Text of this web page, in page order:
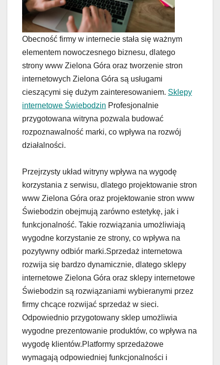
Obecność firmy w internecie stała się ważnym
elementem nowoczesnego biznesu, dlatego
strony www Zielona Góra oraz tworzenie stron
internetowych Zielona Góra są usługami
cieszącymi się dużym zainteresowaniem. Sklepy
internetowe Świebodzin Profesjonalnie
przygotowana witryna pozwala budować
rozpoznawalność marki, co wpływa na rozwój
działalności.
Przejrzysty układ witryny wpływa na wygodę
korzystania z serwisu, dlatego projektowanie stron
www Zielona Góra oraz projektowanie stron www
Świebodzin obejmują zarówno estetykę, jak i
funkcjonalność. Takie rozwiązania umożliwiają
wygodne korzystanie ze strony, co wpływa na
pozytywny odbiór marki.Sprzedaż internetowa
rozwija się bardzo dynamicznie, dlatego sklepy
internetowe Zielona Góra oraz sklepy internetowe
Świebodzin są rozwiązaniami wybieranymi przez
firmy chcące rozwijać sprzedaż w sieci.
Odpowiednio przygotowany sklep umożliwia
wygodne prezentowanie produktów, co wpływa na
wygodę klientów.Platformy sprzedażowe
wymagają odpowiedniej funkcjonalności i